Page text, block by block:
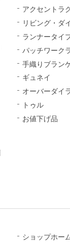
アクセントラ
リビング・ダ
ランナータイ
パッチワーク
手織りブラン
ギュネイ
オーバーダイ
トゥル
お値下げ品
ショップホー